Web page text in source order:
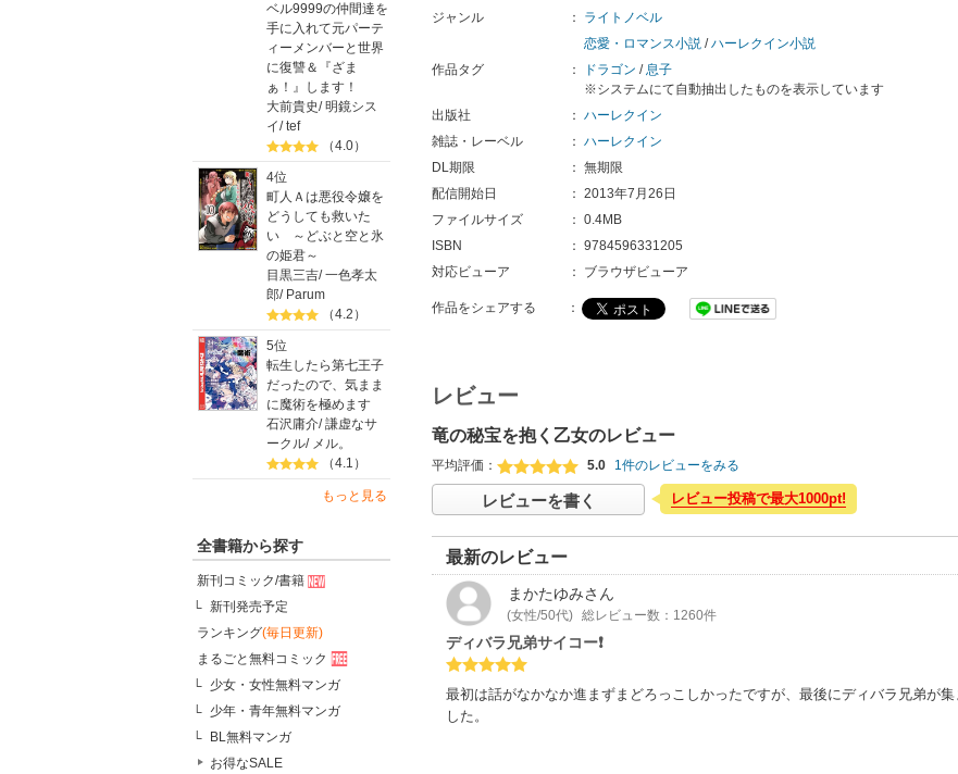
ベル9999の仲間達を
手に入れて元パーテ
ィーメンバーと世界
に復讐＆『ざま
ぁ！』します！
大前貴史/明鏡シス
イ/tef
（4.0）
4位
町人Ａは悪役令嬢を
どうしても救いた
い ～どぶと空と氷
の姫君～
目黒三吉/一色孝太
郎/ Parum
（4.2）
5位
転生したら第七王子
だったので、気まま
に魔術を極めます
石沢庸介/謙虚なサ
ークル/ メル。
（4.1）
もっと見る
全書籍から探す
新刊コミック/書籍
新刊発売予定
ランキング(毎日更新)
まるごと無料コミック
少女・女性無料マンガ
少年・青年無料マンガ
BL無料マンガ
お得なSALE
ジャンル ：
ライトノベル
恋愛・ロマンス小説 /ハーレクイン小説
作品タグ
： ドラゴン /息子
※システムにて自動抽出したものを表示しています
出版社
： ハーレクイン
雑誌・レーベル
： ハーレクイン
DL期限
： 無期限
配信開始日
： 2013年7月26日
ファイルサイズ
： 0.4MB
ISBN
： 9784596331205
対応ビューア
： ブラウザビューア
作品をシェアする ：
レビュー
竜の秘宝を抱く乙女のレビュー
平均評価： 5.0 1件のレビューをみる
レビューを書く レビュー投稿で最大1000pt!
最新のレビュー
まかたゆみさん
(女性/50代) 総レビュー数：1260件
ディバラ兄弟サイコー❗
最初は話がなかなか進まずまどろっこしかったですが、最後にディバラ兄弟が
した。